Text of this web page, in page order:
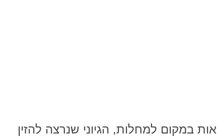
במקום למחלות, הגיוני שנרצה להזין